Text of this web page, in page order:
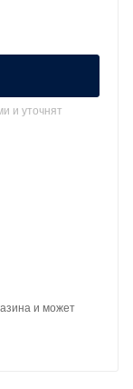
и уточнят
и может